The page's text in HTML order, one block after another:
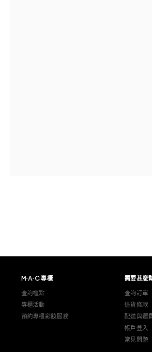
M·A·C 專櫃
查詢櫃點
專櫃活動
預約專櫃彩妝服務
需要甚麼
查詢訂單
退貨條款
配送與運
帳戶登入
常見問題